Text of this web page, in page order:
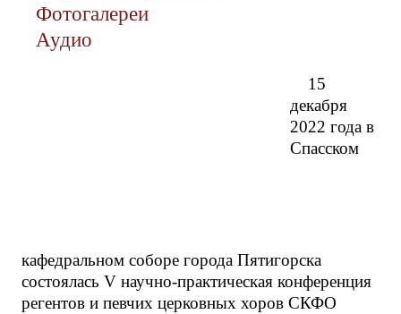
Фотогалереи
Аудио
15
декабря
2022 года в
Спасском
кафедральном соборе города Пятигорска
состоялась V научно-практическая конференция
регентов и певчих церковных хоров СКФО